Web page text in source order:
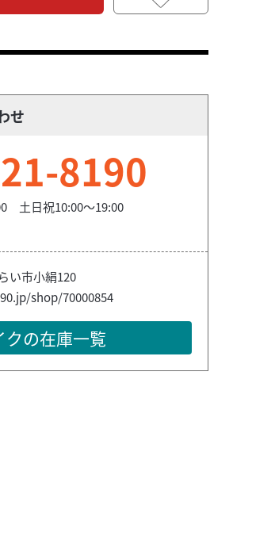
せ
8190
土日祝10:00～19:00
い市小絹120
shop/70000854
クの在庫一覧